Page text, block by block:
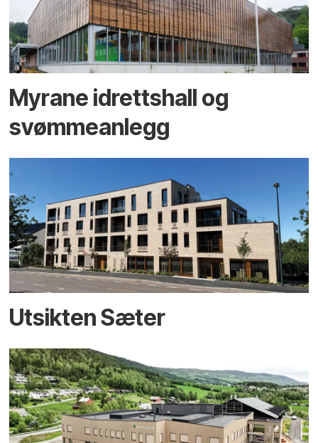
Myrane idrettshall og
svømmeanlegg
Utsikten Sæter